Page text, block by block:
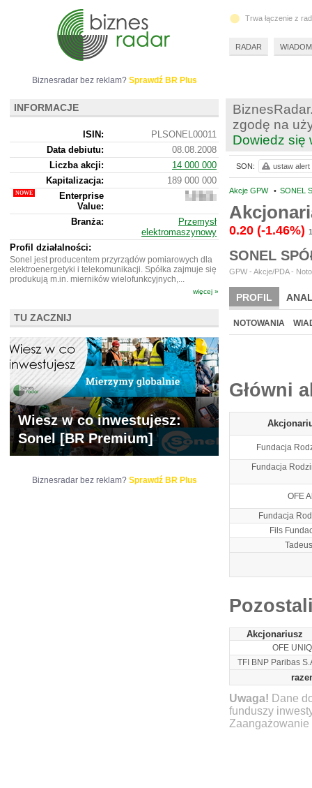
zgodę na
Dowiedz się
Akcje GPW • SONEL
0.20 (-1.46%)
SONEL
GPW - Akcje/PDA -
PROFIL
WYCENA BR
NOTOWANIA
Główni
Fundacja
Fundacja
OFE
Fundacja
Fils
Akcjonariusz
OFE
TFI BNP Paribas
Uwaga! Dane
funduszy
Zaangażowanie
SON: ustaw alert
Biznesradar bez reklam? Sprawdź BR Plus
INFORMACJE
ISIN:
PLSONEL00011
Data debiutu:
08.08.2008
Liczba akcji:
14 000 000
Kapitalizacja:
189 000 000
Enterprise
Value:
170
000
Branża:
Przemysł
elektromaszynowy
Profil działalności:
Sonel jest producentem przyrządów pomiarowych dla
elektroenergetyki i telekomunikacji. Spółka zajmuje się
produkują m.in. mierników wielofunkcyjnych,...
więcej »
TU ZACZNIJ
Wiesz w co inwestujesz:
Sonel [BR Premium]
Biznesradar bez reklam? Sprawdź BR Plus
Trwa łączenie z
RADAR